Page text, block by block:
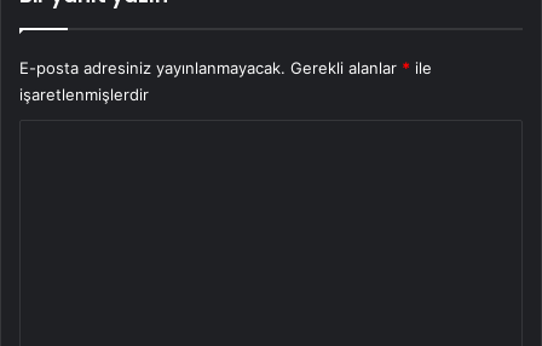
E-posta adresiniz yayınlanmayacak. Gerekli alanlar * ile
işaretlenmişlerdir